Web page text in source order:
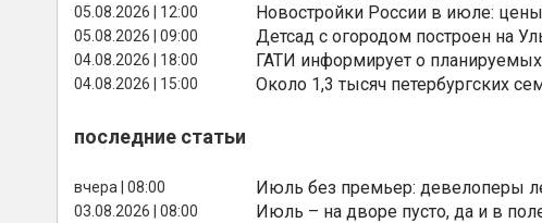
05.08.2026 | 12:00 Новостройки России в июле:
05.08.2026 | 09:00 Детсад с огородом построен на
04.08.2026 | 18:00 ГАТИ информирует о
04.08.2026 | 15:00 Около 1,3 тысяч петербургских
последние статьи
вчера | 08:00 Июль без премьер: девелоперы
03.08.2026 | 08:00 Июль – на дворе пусто, да и в